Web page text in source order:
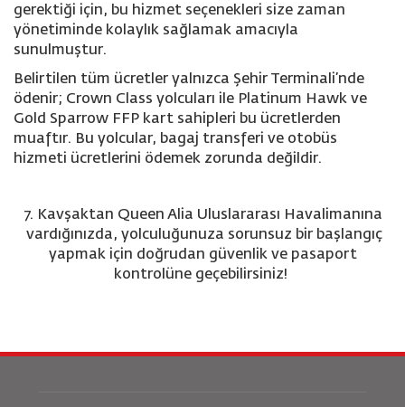
gerektiği için, bu hizmet seçenekleri size zaman
yönetiminde kolaylık sağlamak amacıyla
sunulmuştur.
Belirtilen tüm ücretler yalnızca Şehir Terminali’nde
ödenir; Crown Class yolcuları ile Platinum Hawk ve
Gold Sparrow FFP kart sahipleri bu ücretlerden
muaftır. Bu yolcular, bagaj transferi ve otobüs
hizmeti ücretlerini ödemek zorunda değildir.
7. Kavşaktan Queen Alia Uluslararası Havalimanına
vardığınızda, yolculuğunuza sorunsuz bir başlangıç
yapmak için doğrudan güvenlik ve pasaport
kontrolüne geçebilirsiniz!